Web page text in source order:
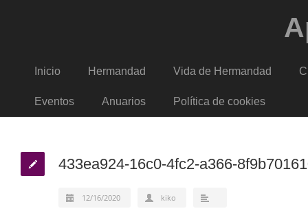
Inicio Hermandad Vida de Hermandad
Eventos Anuarios Política de cookies
433ea924-16c0-4fc2-a366-
12/16/2020 kiko